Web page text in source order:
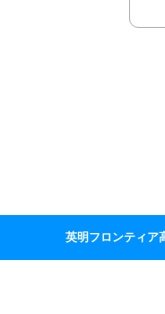
英明フロンティア